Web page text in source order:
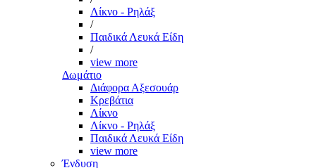
Λίκνο - Ρηλάξ
/
Παιδικά Λευκά Είδη
/
view more
Δωμάτιο
Διάφορα Αξεσουάρ
Κρεβάτια
Λίκνο
Λίκνο - Ρηλάξ
Παιδικά Λευκά Είδη
view more
Ένδυση